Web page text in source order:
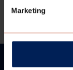
Marketing